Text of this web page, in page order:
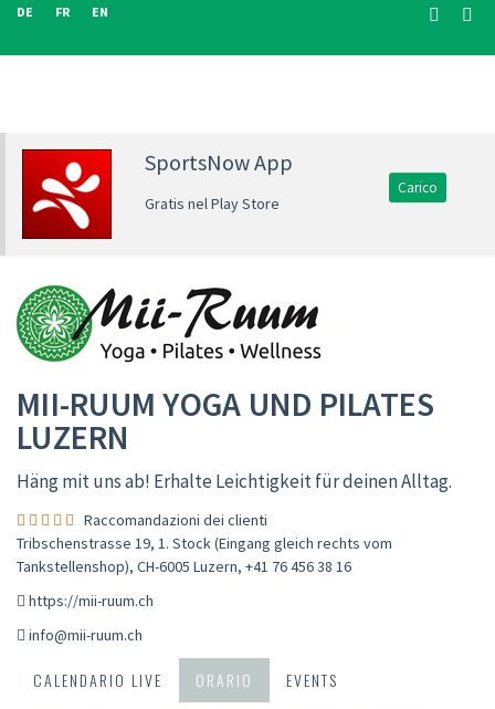
DE FR EN
SportsNow App
Gratis nel Play Store
Carico
MII-RUUM YOGA UND PILATES
LUZERN
Häng mit uns ab! Erhalte Leichtigkeit für deinen Alltag.
Raccomandazioni dei clienti
Tribschenstrasse 19, 1. Stock (Eingang gleich rechts vom
Tankstellenshop), CH-6005 Luzern, +41 76 456 38 16
https://mii-ruum.ch
info@mii-ruum.ch
CALENDARIO LIVE ORARIO
EVENTS